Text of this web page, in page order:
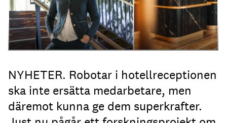
NYHETER. Robotar i hotellreceptionen
ska inte ersätta medarbetare, men
däremot kunna ge dem superkrafter.